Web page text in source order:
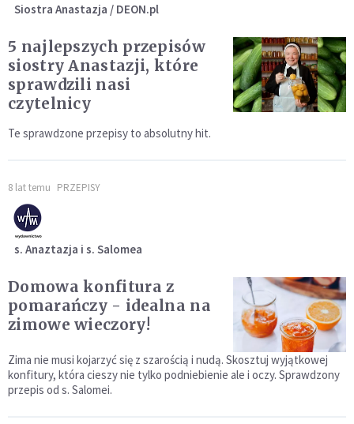
Siostra Anastazja / DEON.pl
5 najlepszych przepisów
siostry Anastazji, które
sprawdzili nasi
czytelnicy
Te sprawdzone przepisy to absolutny hit.
8 lat temu PRZEPISY
s. Anaztazja i s. Salomea
Domowa konfitura z
pomarańczy - idealna na
zimowe wieczory!
Zima nie musi kojarzyć się z szarością i nudą. Skosztuj wyjątkowej
konfitury, która cieszy nie tylko podniebienie ale i oczy. Sprawdzony
przepis od s. Salomei.